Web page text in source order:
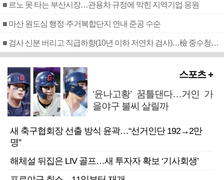
■ 르노 못 타는 부산시장…관용차 규정에 막힌 지역기업 응원
■ 마산 원도심 행정·주거복합단지 연내 준공 수순
■ 검사 신분 버리고 직급하향(10년 이하 저연차 검사)…檢 중수청행 기피
스포츠 +
‘윤나고황’ 꿈틀댄다…거인 가
을야구 불씨 살릴까
새 축구협회장 선출 방식 윤곽…“선거인단 192→2만
명”
해체설 뒤집은 LIV 골프…새 투자자 확보 ‘기사회생’